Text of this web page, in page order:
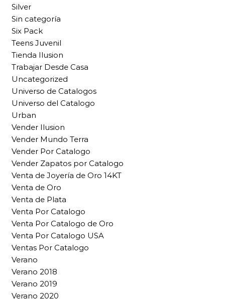
Silver
Sin categoría
Six Pack
Teens Juvenil
Tienda Ilusion
Trabajar Desde Casa
Uncategorized
Universo de Catalogos
Universo del Catalogo
Urban
Vender Ilusion
Vender Mundo Terra
Vender Por Catalogo
Vender Zapatos por Catalogo
Venta de Joyería de Oro 14KT
Venta de Oro
Venta de Plata
Venta Por Catalogo
Venta Por Catalogo de Oro
Venta Por Catalogo USA
Ventas Por Catalogo
Verano
Verano 2018
Verano 2019
Verano 2020